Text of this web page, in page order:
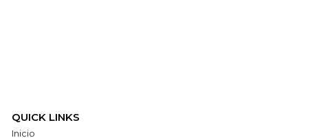
QUICK LINKS
Inicio